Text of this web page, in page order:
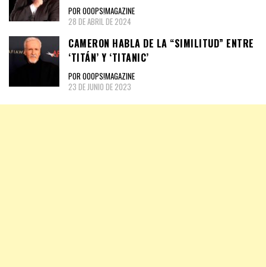
POR OOOPS!MAGAZINE
28 DE ABRIL DE 2024
CAMERON HABLA DE LA “SIMILITUD” ENTRE
‘TITÁN’ Y ‘TITANIC’
POR OOOPS!MAGAZINE
23 DE JUNIO DE 2023